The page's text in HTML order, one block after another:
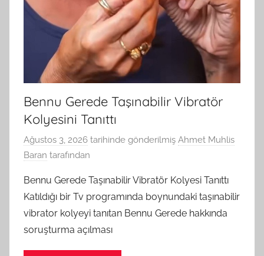
Bennu Gerede Taşınabilir Vibratör
Kolyesini Tanıttı
Ağustos 3, 2026 tarihinde gönderilmiş Ahmet Muhlis
Baran tarafından
Bennu Gerede Taşınabilir Vibratör Kolyesi Tanıttı
Katıldığı bir Tv programında boynundaki taşınabilir
vibrator kolyeyi tanıtan Bennu Gerede hakkında
soruşturma açılması